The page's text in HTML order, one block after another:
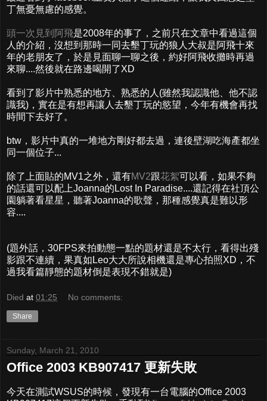
丁無憂無慮的感覺。
頭一次見到阿飛是2008年的事了，之前只在文章中看過這個
人的介紹，沒想到那時一同去墾丁玩的狼人大叔是阿飛十來
年的老朋友了，於是見面聊一聊之後，約好阿飛收攤時再過
來聊....然後就在路邊喝開了XD
看到了影片中熟悉的地方、熟悉的人(雖然我認識他、他不認
識我)，實在是有想再讓人去墾丁玩的慾望，今年有機會再找
時間下去好了。
btw，影片中真的一堆地方剛好都去過，連後壁湖吃海產都坐
同一個位子...
除了上面貼的MV1之外，還有MV2跟花絮可以看，如果不夠
的話還可以配上Joanna的Lost In Paradise....還記得在社頂公
園躺著看星星，聽著Joanna的歌聲，那種感覺真是難以形
容....
(題外話，30FPS來拍動態一點的題材還是不太行，看得出殘
影跟不連續，果真如Leo大大所說相機還是專心拍照XD，不
過我看篇靜態的題材倒是表現不錯就是)
Died at 01:25 No comments:
Share
Sunday, March 21, 2010
Office 2003 KB907417 更新失敗
今天在測試WSUS的時候，發現有一台電腦的Office 2003